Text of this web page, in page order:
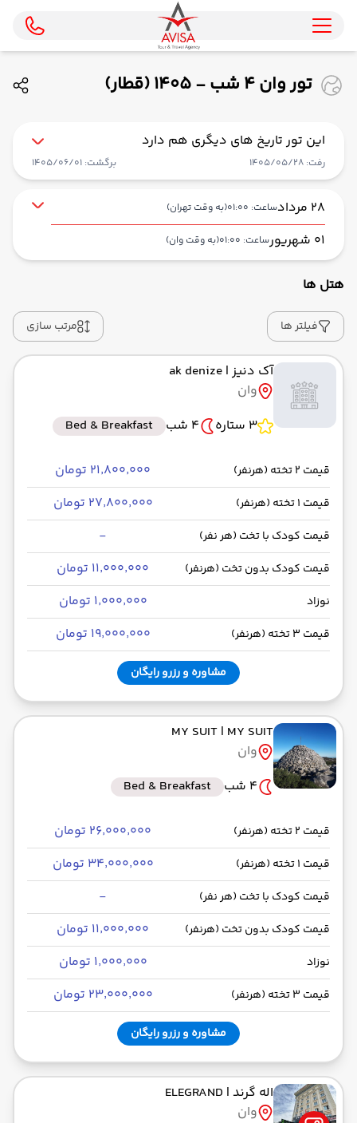
تور وان 4 شب - 1405 (قطار)
این تور تاریخ های دیگری هم دارد
رفت: 1405/05/28 برگشت: 1405/06/01
28 مرداد ساعت: 01:00 (به وقت تهران)
01 شهریور ساعت: 01:00 (به وقت وان)
حرکت از مبدا: 01:00
به وان VAN
رسیدن به مقصد :
مدت سفر: 01:00
از وان VAN
حرکت از مبدا: 01:00
به تهران THR
رسیدن به مقصد : 00:00
قطارمدت سفر: 01:00
هتل ها
فیلتر ها مرتب سازی
آک دنیز| ak denize
وان
3 ستاره
4 شب Bed & Breakfast
قیمت 2 تخته (هرنفر) ۲۱٬۸۰۰٬۰۰۰ تومان
قیمت 1 تخته (هرنفر) ۲۷٬۸۰۰٬۰۰۰ تومان
قیمت کودک با تخت (هر نفر) -
قیمت کودک بدون تخت (هرنفر) ۱۱٬۰۰۰٬۰۰۰ تومان
نوزاد ۱٬۰۰۰٬۰۰۰ تومان
قیمت 3 تخته (هرنفر) ۱۹٬۰۰۰٬۰۰۰ تومان
مشاوره و رزرو رایگان
MY SUIT | MY SUIT
وان
4 شب
Bed & Breakfast
قیمت 2 تخته (هرنفر) ۲۶٬۰۰۰٬۰۰۰ تومان
قیمت 1 تخته (هرنفر) ۳۴٬۰۰۰٬۰۰۰ تومان
قیمت کودک با تخت (هر نفر) -
قیمت کودک بدون تخت (هرنفر) ۱۱٬۰۰۰٬۰۰۰ تومان
نوزاد ۱٬۰۰۰٬۰۰۰ تومان
قیمت 3 تخته (هرنفر) ۲۳٬۰۰۰٬۰۰۰ تومان
مشاوره و رزرو رایگان
اله گرند | ELEGRAND
وان